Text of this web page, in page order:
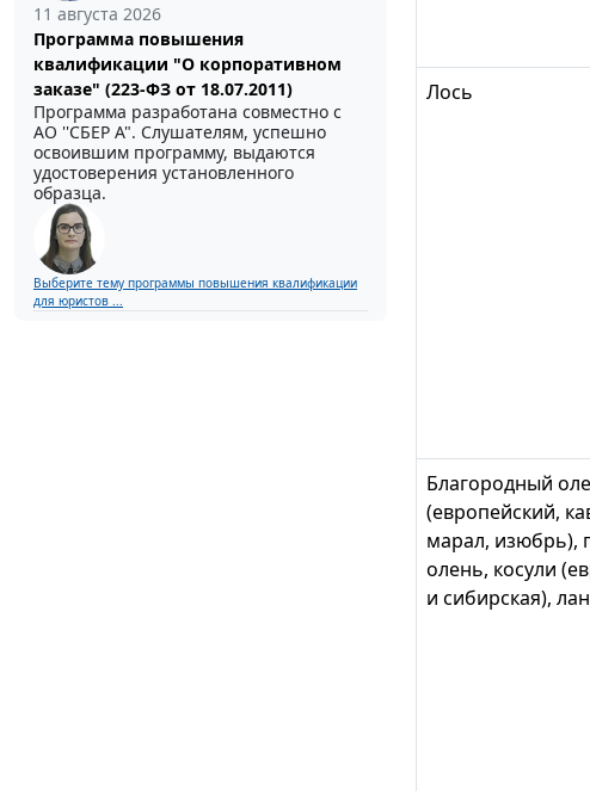
11 августа 2026
Программа повышения
квалификации "О корпоративном
заказе" (223-ФЗ от 18.07.2011)
Программа разработана совместно с
АО ''СБЕР А". Слушателям, успешно
освоившим программу, выдаются
удостоверения установленного
образца.
Выберите тему программы повышения квалификации
для юристов ...
Лось
Благородный
(европейский,
марал, изюбрь),
олень, косули
и сибирская),